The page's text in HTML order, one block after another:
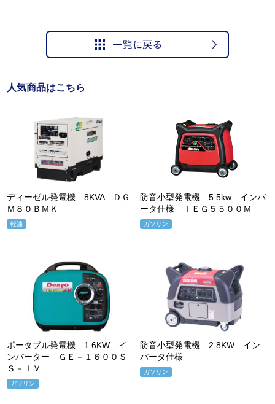
人気商品はこちら
ディーゼル発電機 8KVA ＤＧ
Ｍ８０ＢＭＫ
軽油
防音小型発電機 5.5kw インバ
ータ仕様 ＩＥＧ５５００Ｍ
ガソリン
ポータブル発電機 1.6KW イ
ンバーター ＧＥ－１６００Ｓ
Ｓ－ＩＶ
ガソリン
防音小型発電機 2.8KW イン
バータ仕様
ガソリン